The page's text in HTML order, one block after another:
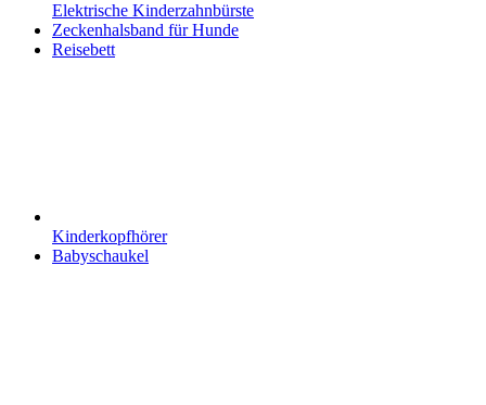
Elektrische Kinderzahnbürste
Zeckenhalsband für Hunde
Reisebett
Kinderkopfhörer
Babyschaukel